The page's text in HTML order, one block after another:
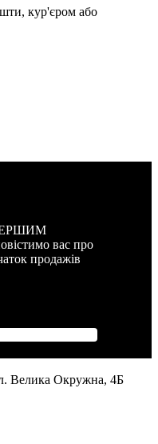
кур'єром або
вас про
продажів
Велика Окружна, 4Б